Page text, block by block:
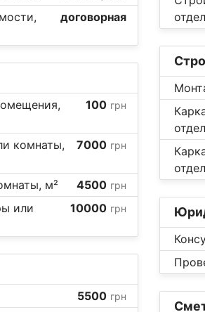
договорная
100 грн
комнаты,
7000 грн
м² 4500 грн
или
10000 грн
5500 грн